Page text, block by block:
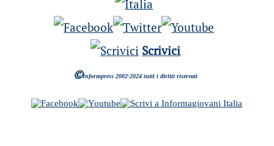
Scrivici
©Informpress 2002-2024 tutti i diritti riservati